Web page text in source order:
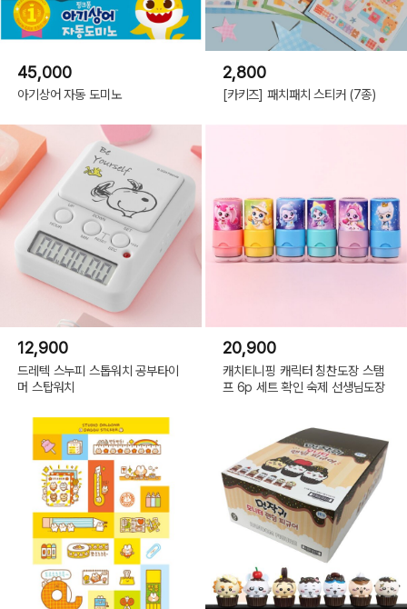
45,000
아기상어 자동 도미노
2,800
[카키즈] 패치패치 스티커 (7종)
12,900
드레텍 스누피 스톱워치 공부타이
머 스탑워치
20,900
캐치티니핑 캐릭터 칭찬도장 스탬
프 6p 세트 확인 숙제 선생님도장